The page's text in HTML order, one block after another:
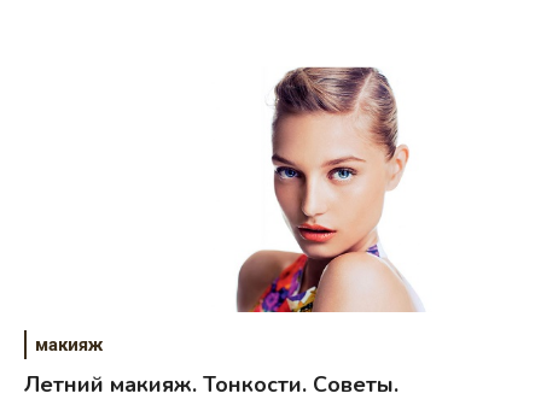
макияж
Летний макияж. Тонкости. Советы.